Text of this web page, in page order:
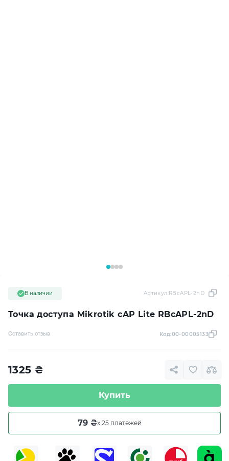
Точка доступа Mikrotik cAP Lite RBcAPL-2nD
В наличии Артикул:RBcAPL-2nD
Оставить отзыв Код:00-00005133
1325 ₴
Купить
79 ₴x 25 платежей